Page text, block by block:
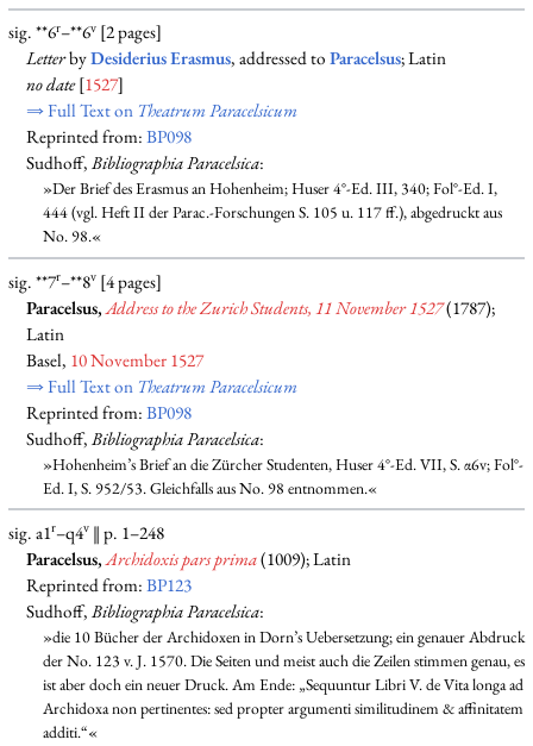
sig. **6r–**6v[2 pages]
LetterbyDesiderius Erasmus, addressed toParacelsus; Latin
no date[1527]
⇒ Full Text on Theatrum Paracelsicum
Reprinted from:BP098
Sudhoff,Bibliographia Paracelsica:
»Der Brief des Erasmus an Hohenheim; Huser 4°-Ed. III, 340; Fol°-Ed. I,
444 (vgl. Heft II der Parac.-Forschungen S. 105 u. 117 ff.), abgedruckt aus
No. 98.«
sig. **7r–**8v[4 pages]
Paracelsus,Address to the Zurich Students, 11 November 1527(1787);
Latin
Basel, 10 November 1527
⇒ Full Text on Theatrum Paracelsicum
Reprinted from:BP098
Sudhoff,Bibliographia Paracelsica:
»Hohenheim’s Brief an die Zürcher Studenten, Huser 4°-Ed. VII, S. α6v; Fol°-
Ed. I, S. 952/53. Gleichfalls aus No. 98 entnommen.«
sig. a1r–q4v‖ p. 1–248
Paracelsus,Archidoxis pars prima(1009); Latin
Reprinted from:BP123
Sudhoff,Bibliographia Paracelsica:
»die 10 Bücher der Archidoxen in Dorn’s Uebersetzung; ein genauer Abdruck
der No. 123 v. J. 1570. Die Seiten und meist auch die Zeilen stimmen genau, es
ist aber doch ein neuer Druck. Am Ende: „Sequuntur Libri V. de Vita longa ad
Archidoxa non pertinentes: sed propter argumenti similitudinem & affinitatem
additi.“«